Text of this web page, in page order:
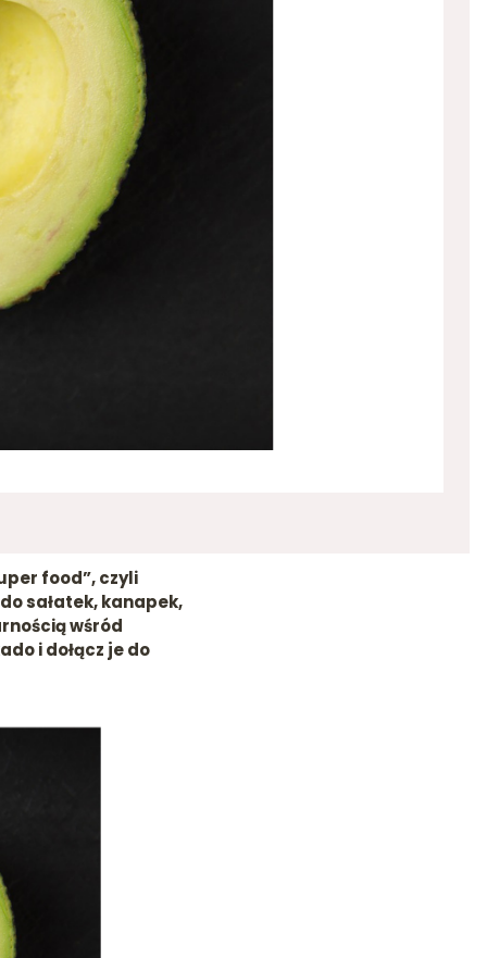
food”, czyli
sałatek, kanapek,
wśród
i dołącz je do